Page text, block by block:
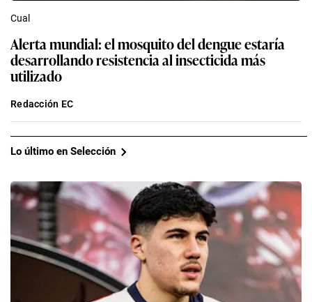
Cual
Alerta mundial: el mosquito del dengue estaría
desarrollando resistencia al insecticida más
utilizado
Redacción EC
Lo último en Selección